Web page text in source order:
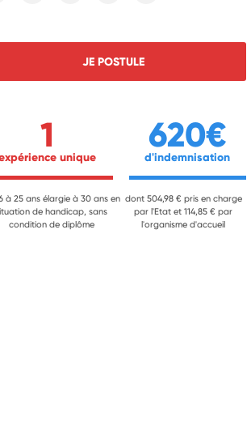
JE POSTULE
1
unique
à 25 ans élargie à 30 ans en
de handicap, sans
condition de diplôme
620€
d'indemnisation
dont 504,98 € pris en charge
par l'Etat et 114,85 € par
l'organisme d'accueil